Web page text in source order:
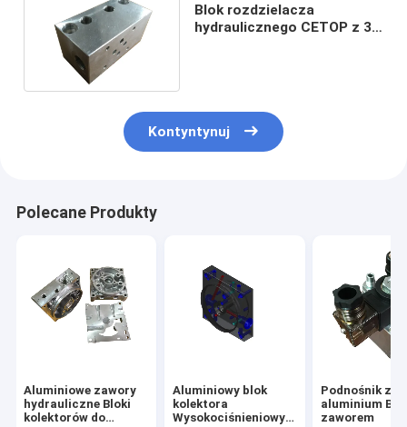
Blok rozdzielacza
hydraulicznego CETOP z 3
Kontyntynuj
Polecane Produkty
Aluminiowe zawory
hydrauliczne Bloki
kolektorów do
Aluminiowy blok
kolektora
Wysokociśnieniowy
Podnośnik ze
aluminium
zaworem